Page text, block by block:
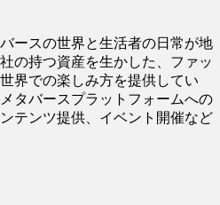
ースの世界と生活者の日常が地
の持つ資産を生かした、ファッ
界での楽しみ方を提供してい
タバースプラットフォームへの
テンツ提供、イベント開催など